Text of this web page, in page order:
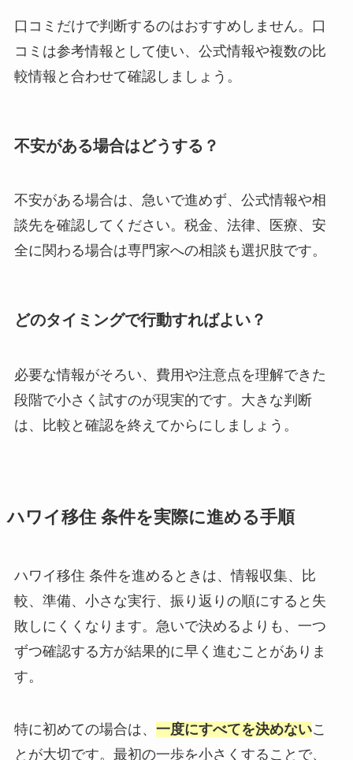
口コミだけで判断するのはおすすめしません。口
コミは参考情報として使い、公式情報や複数の比
較情報と合わせて確認しましょう。
不安がある場合はどうする？
不安がある場合は、急いで進めず、公式情報や相
談先を確認してください。税金、法律、医療、安
全に関わる場合は専門家への相談も選択肢です。
どのタイミングで行動すればよい？
必要な情報がそろい、費用や注意点を理解できた
段階で小さく試すのが現実的です。大きな判断
は、比較と確認を終えてからにしましょう。
ハワイ移住 条件を実際に進める手順
ハワイ移住 条件を進めるときは、情報収集、比
較、準備、小さな実行、振り返りの順にすると失
敗しにくくなります。急いで決めるよりも、一つ
ずつ確認する方が結果的に早く進むことがありま
す。
特に初めての場合は、 一度にすべてを決めないこ
とが大切です。最初の一歩を小さくすることで、